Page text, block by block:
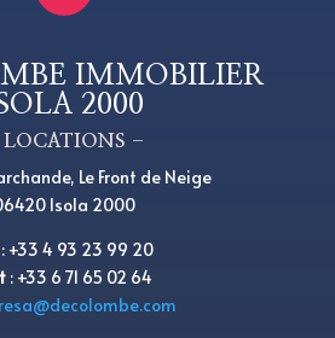
IMMOBILIER
2000
–
Le Front de Neige
Isola 2000
: +33 4 93 23 99 20
: +33 6 71 65 02 64
resa@decolombe.com